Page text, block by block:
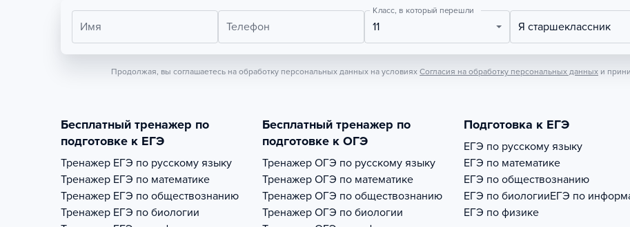
Имя Телефон
Класс, в который перешли
11 Я старшеклассник
Продолжая, вы соглашаетесь на обработку персональных данных на условиях Согласия на обработку персональных данных и
Бесплатный тренажер по
подготовке к ЕГЭ
Тренажер ЕГЭ по русскому языку
Тренажер ЕГЭ по математике
Тренажер ЕГЭ по обществознанию
Тренажер ЕГЭ по биологии
Бесплатный тренажер по
подготовке к ОГЭ
Тренажер ОГЭ по русскому языку
Тренажер ОГЭ по математике
Тренажер ОГЭ по обществознанию
Тренажер ОГЭ по биологии
Подготовка к ЕГЭ
ЕГЭ по русскому языку
ЕГЭ по математике
ЕГЭ по обществознанию
ЕГЭ по биологииЕГЭ по
ЕГЭ по физике